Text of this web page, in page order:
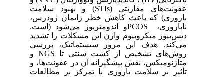
عفونت‌های مقاربتی(STIs) و بهبود سلامت
باروری(که باعث کاهش خطر زایمان زودرس،
ناباروری،PCOSو اندومتریوز می‌شود) است.
دیس‌بیوز میکروبیوم واژن این مشکلات را تشدید
می‌کند. هدف این مرور سیستماتیک، بررسی
روش‌های تشخیص از کشت سنتی تا NGSو
متاژنومیکس، نقش پیشگیرانه آن در عفونت‌ها، و
تأثیر بر سلامت باروری با تمرکز بر مطالعات